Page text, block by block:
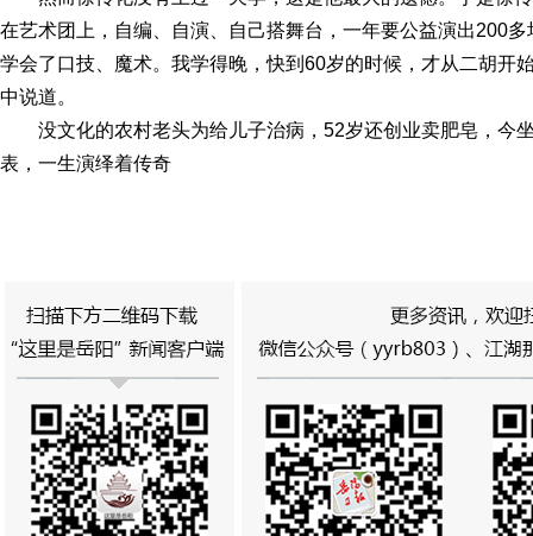
在艺术团上，自编、自演、自己搭舞台，一年要公益演出200
学会了口技、魔术。我学得晚，快到60岁的时候，才从二胡开
中说道。
没文化的农村老头为给儿子治病，52岁还创业卖肥皂，今
表，一生演绎着传奇